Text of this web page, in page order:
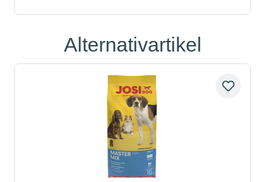
Produktgalerie überspringen
Alternativartikel